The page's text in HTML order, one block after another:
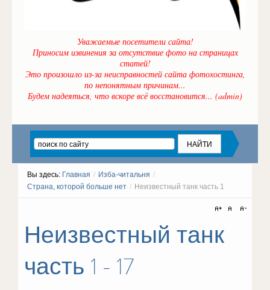
Уважаемые посетители сайта!
Приносим извинения за отсутствие фото на страницах
статей!
Это произошло из-за неисправностей сайта фотохостинга,
по непонятным причинам...
Будем надеяться, что вскоре всё восстановится... (admin)
Вы здесь: Главная / Изба-читальня /
Страна, которой больше нет / Неизвестный танк часть 1
Неизвестный танк
часть 1 - 17